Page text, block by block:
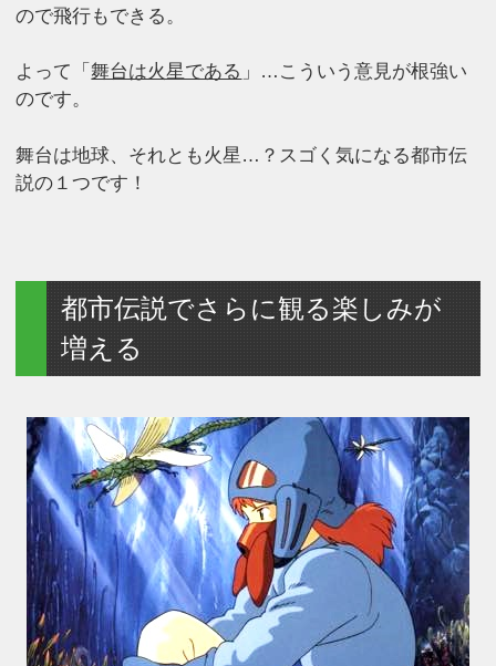
ので飛行もできる。
よって「舞台は火星である 」…こういう意見が根強い
のです。
舞台は地球、それとも火星…？スゴく気になる都市伝
説の１つです！
都市伝説でさらに観る楽しみが
増える